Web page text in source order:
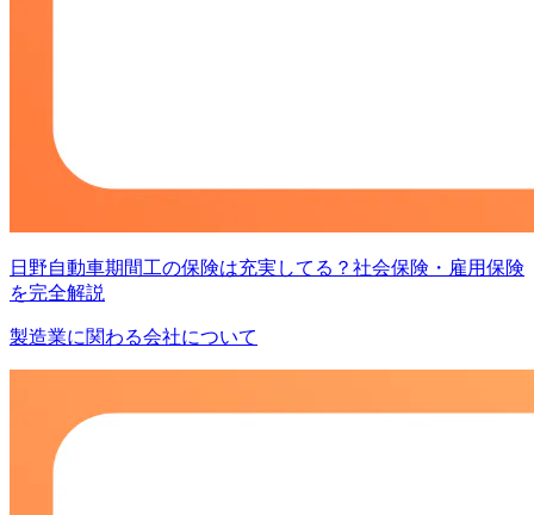
日野自動車期間工の保険は充実してる？社会保険・雇用保険
を完全解説
製造業に関わる会社について